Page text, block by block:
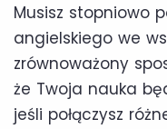
Musisz stopniowo
angielskiego we
zrównoważony
że Twoja nauka
jeśli połączysz